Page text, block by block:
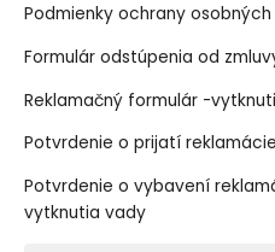
Podmienky ochrany
Formulár odstúpenia od
Reklamačný formulár -
Potvrdenie o prijatí
Potvrdenie o vybavení
vytknutia vady